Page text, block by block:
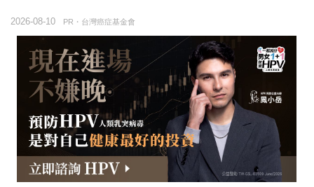
PR・台灣癌症基金會
2026-08-10